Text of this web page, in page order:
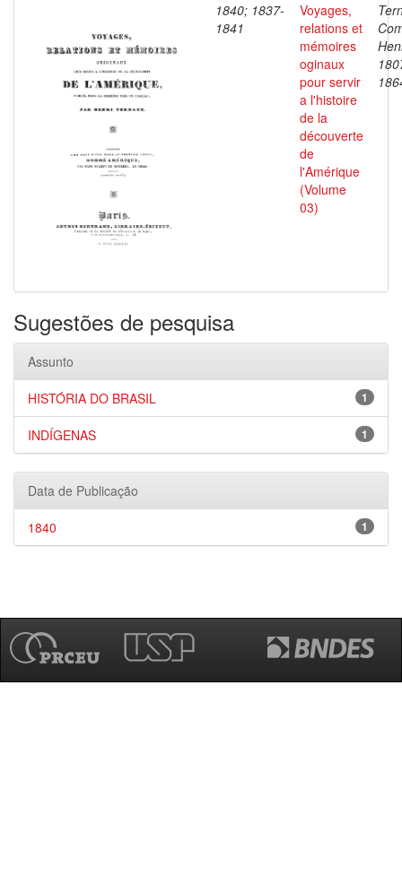
1840; 1837-
1841
Voyages,
relations et
mémoires
oginaux
pour servir
a l'histoire
de la
découverte
de
l'Amérique
(Volume
03)
Sugestões de pesquisa
Assunto
1
HISTÓRIA DO BRASIL
1
INDÍGENAS
Data de Publicação
1
1840